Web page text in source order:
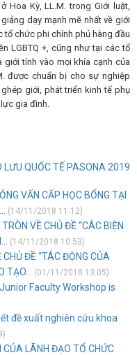
Hoa Kỳ, LL.M. trong Giới luật,
dạy mạnh mẽ nhất về giới
tổ chức phi chính phủ hàng đầu
LGBTQ +, cũng như tại các tổ
tính vào mọi khía cạnh của
được chuẩn bị cho sự nghiệp
giới, phát triển kinh tế phụ
gia đình.
LƯU QUỐC TẾ PASONA 2019
VẤN CẤP HỌC BỔNG TẠI
(14/11/2018 11:12)
VỀ CHỦ ĐỀ “CÁC BIỆN
(14/11/2018 10:53)
CHỦ ĐỀ “TÁC ĐỘNG CỦA
(01/11/2018 13:05)
Faculty Workshop is
đề xuất nghiên cứu khoa
CỦA LÃNH ĐẠO TỔ CHỨC